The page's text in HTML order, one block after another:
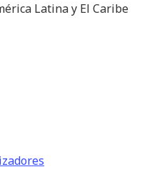
Latina y El Caribe